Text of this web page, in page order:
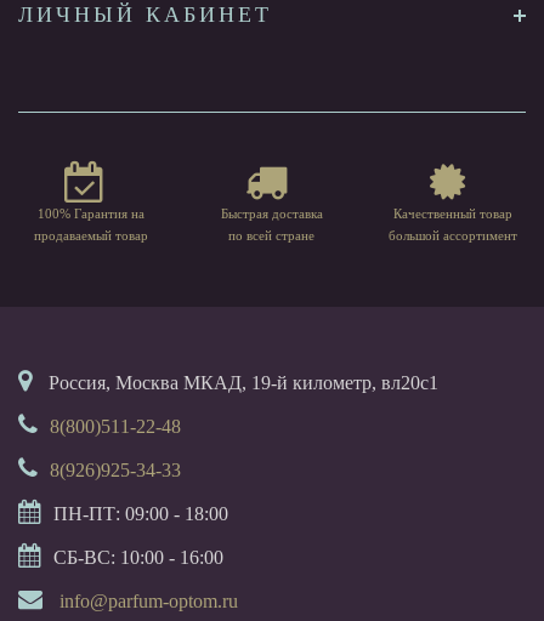
ЛИЧНЫЙ КАБИНЕТ
100% Гарантия на
продаваемый товар
Быстрая доставка
по всей стране
Качественный товар
большой ассортимент
Россия, Москва МКАД, 19-й километр, вл20с1
8(800)511-22-48
8(926)925-34-33
ПН-ПТ: 09:00 - 18:00
СБ-ВС: 10:00 - 16:00
info@parfum-optom.ru